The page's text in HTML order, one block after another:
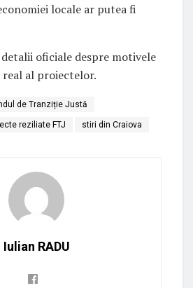
locale ar putea fi
oficiale despre motivele
al proiectelor.
de Tranziție Justă
reziliate FTJ stiri din Craiova
Iulian RADU